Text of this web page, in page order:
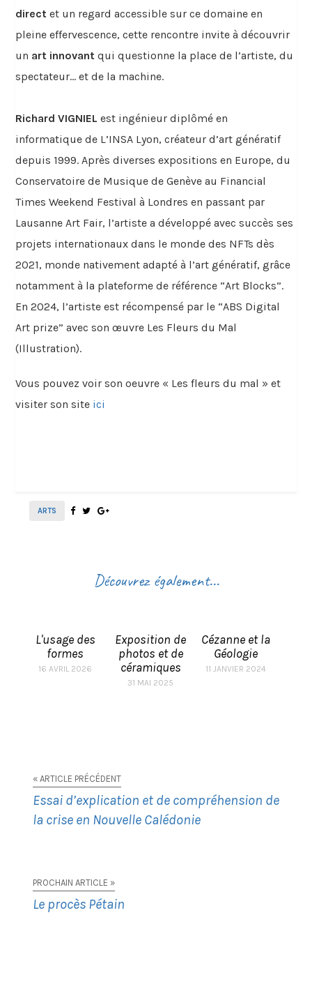
direct et un regard accessible sur ce domaine en
pleine effervescence, cette rencontre invite à découvrir
un art innovant qui questionne la place de l’artiste, du
spectateur… et de la machine.
Richard VIGNIEL est ingénieur diplômé en
informatique de L’INSA Lyon, créateur d’art génératif
depuis 1999. Après diverses expositions en Europe, du
Conservatoire de Musique de Genève au Financial
Times Weekend Festival à Londres en passant par
Lausanne Art Fair, l’artiste a développé avec succès ses
projets internationaux dans le monde des NFTs dès
2021, monde nativement adapté à l’art génératif, grâce
notamment à la plateforme de référence “Art Blocks”.
En 2024, l’artiste est récompensé par le “ABS Digital
Art prize” avec son œuvre Les Fleurs du Mal
(Illustration).
Vous pouvez voir son oeuvre « Les fleurs du mal » et
visiter son site ici
ARTS
Découvrez également...
L'usage des
formes
16 AVRIL 2026
Exposition de
photos et de
céramiques
31 MAI 2025
Cézanne et la
Géologie
11 JANVIER 2024
« ARTICLE PRÉCÉDENT
Essai d’explication et de compréhension de
la crise en Nouvelle Calédonie
PROCHAIN ARTICLE »
Le procès Pétain